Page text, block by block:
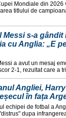
Mondiale din 2026
titlului de
Messi s-a gândit
cu Anglia: „E
a avut un mesaj
2-1, rezultat care a
Angliei,
în fața
echipei de fotbal a
dupa